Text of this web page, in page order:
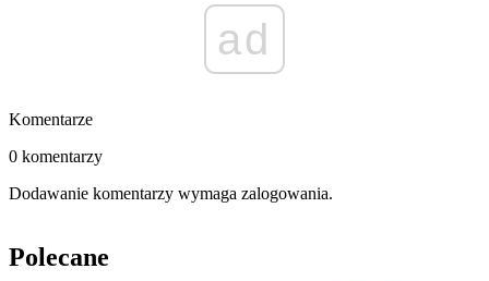
ad
Komentarze
0 komentarzy
Dodawanie komentarzy wymaga zalogowania.
Polecane